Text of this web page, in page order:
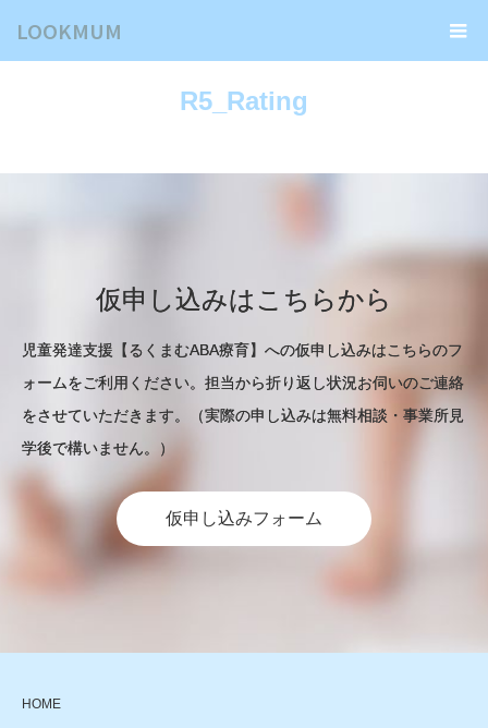
LOOKMUM
R5_Rating
仮申し込みはこちらから
児童発達支援【るくまむABA療育】への仮申し込みはこちらのフ
ォームをご利用ください。担当から折り返し状況お伺いのご連絡
をさせていただきます。（実際の申し込みは無料相談・事業所見
学後で構いません。）
仮申し込みフォーム
HOME